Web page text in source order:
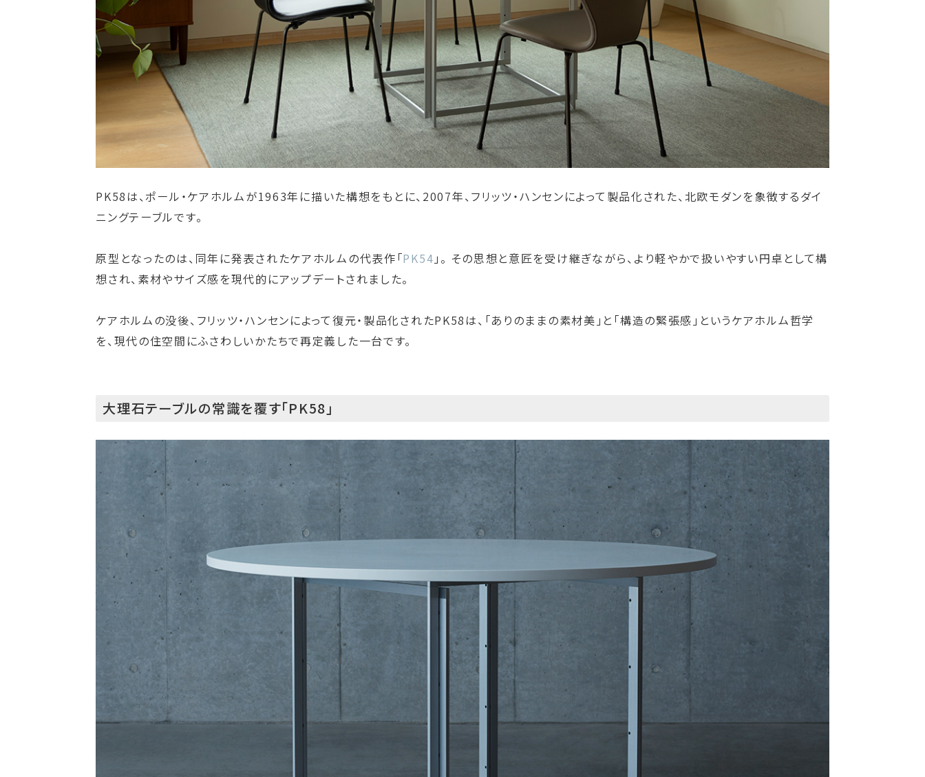
PK58は、ポール・ケアホルムが1963年に描いた構想をもとに、2007年、フリッツ・ハンセンによって製品化された、北欧モダンを象徴するダイ
ニングテーブルです。
原型となったのは、同年に発表されたケアホルムの代表作「PK54 」。 その思想と意匠を受け継ぎながら、より軽やかで扱いやすい円卓として構
想され、素材やサイズ感を現代的にアップデートされました。
ケアホルムの没後、フリッツ・ハンセンによって復元・製品化されたPK58は、「ありのままの素材美」と「構造の緊張感」というケアホルム哲学
を、現代の住空間にふさわしいかたちで再定義した一台です。
大理石テーブルの常識を覆す「PK58」